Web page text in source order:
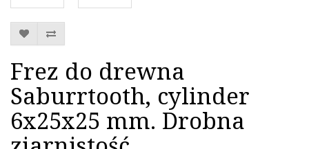
Frez do drewna
Saburrtooth, cylinder
6x25x25 mm. Drobna